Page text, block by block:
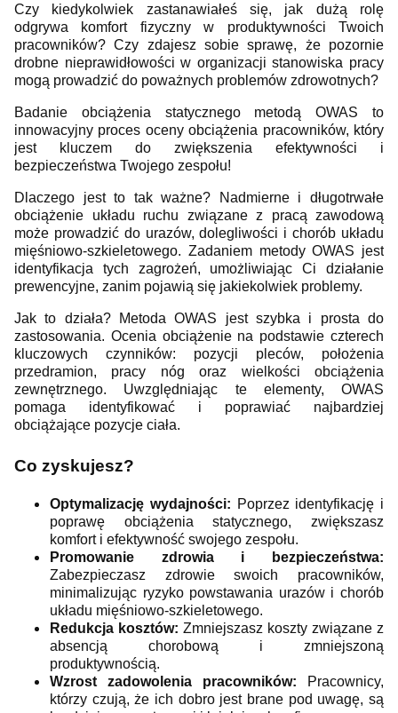
Czy kiedykolwiek zastanawiałeś się, jak dużą rolę
odgrywa komfort fizyczny w produktywności Twoich
pracowników? Czy zdajesz sobie sprawę, że pozornie
drobne nieprawidłowości w organizacji stanowiska pracy
mogą prowadzić do poważnych problemów zdrowotnych?
Badanie obciążenia statycznego metodą OWAS to
innowacyjny proces oceny obciążenia pracowników, który
jest kluczem do zwiększenia efektywności i
bezpieczeństwa Twojego zespołu!
Dlaczego jest to tak ważne? Nadmierne i długotrwałe
obciążenie układu ruchu związane z pracą zawodową
może prowadzić do urazów, dolegliwości i chorób układu
mięśniowo-szkieletowego. Zadaniem metody OWAS jest
identyfikacja tych zagrożeń, umożliwiając Ci działanie
prewencyjne, zanim pojawią się jakiekolwiek problemy.
Jak to działa? Metoda OWAS jest szybka i prosta do
zastosowania. Ocenia obciążenie na podstawie czterech
kluczowych czynników: pozycji pleców, położenia
przedramion, pracy nóg oraz wielkości obciążenia
zewnętrznego. Uwzględniając te elementy, OWAS
pomaga identyfikować i poprawiać najbardziej
obciążające pozycje ciała.
Co zyskujesz?
Optymalizację wydajności: Poprzez identyfikację i
poprawę obciążenia statycznego, zwiększasz
komfort i efektywność swojego zespołu.
Promowanie zdrowia i bezpieczeństwa:
Zabezpieczasz zdrowie swoich pracowników,
minimalizując ryzyko powstawania urazów i chorób
układu mięśniowo-szkieletowego.
Redukcja kosztów: Zmniejszasz koszty związane z
absencją chorobową i zmniejszoną
produktywnością.
Wzrost zadowolenia pracowników: Pracownicy,
którzy czują, że ich dobro jest brane pod uwagę, są